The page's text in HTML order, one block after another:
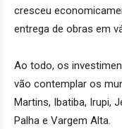
cresceu
entrega de obras em
Ao todo, os
vão contemplar os
Martins, Ibatiba, Irupi,
Palha e Vargem Alta.